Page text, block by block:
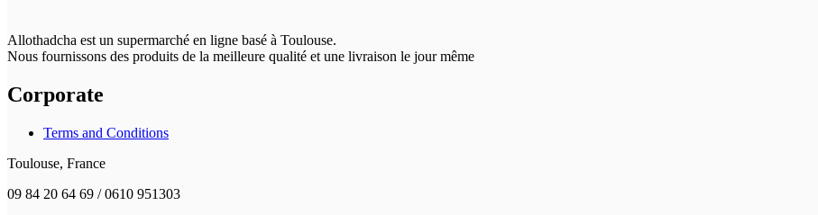
Allothadcha est un supermarché en ligne basé à Toulouse.
Nous fournissons des produits de la meilleure qualité et une livraison le jour même
Corporate
Terms and Conditions
Toulouse, France
09 84 20 64 69 / 0610 951303